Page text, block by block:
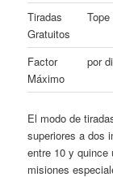
Tiradas
Gratuitos
Factor
Máximo
por
El modo de
superiores a dos
entre 10 y quince
misiones